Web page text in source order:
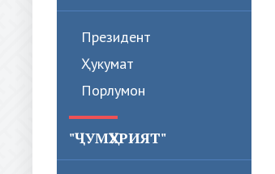
Президент
Ҳукумат
Порлумон
"ҶУМҲУРИЯТ"